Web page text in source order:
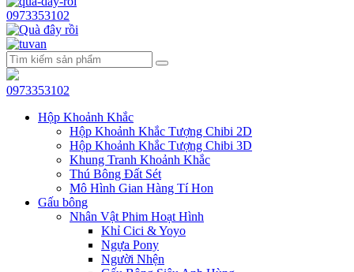
0973353102
0973353102
Hộp Khoảnh Khắc
Hộp Khoảnh Khắc Tượng Chibi 2D
Hộp Khoảnh Khắc Tượng Chibi 3D
Khung Tranh Khoảnh Khắc
Thú Bông Đất Sét
Mô Hình Gian Hàng Tí Hon
Gấu bông
Nhân Vật Phim Hoạt Hình
Khỉ Cici & Yoyo
Ngựa Pony
Người Nhện